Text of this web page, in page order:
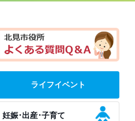
ライフイベント
妊娠･出産･子育て